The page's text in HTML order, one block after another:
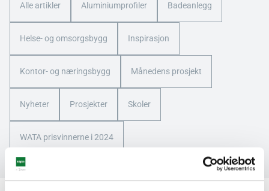
Alle artikler Aluminiumprofiler Badeanlegg
Helse- og omsorgsbygg Inspirasjon
Kontor- og næringsbygg Månedens prosjekt
Nyheter Prosjekter Skoler
WATA prisvinnerne i 2024